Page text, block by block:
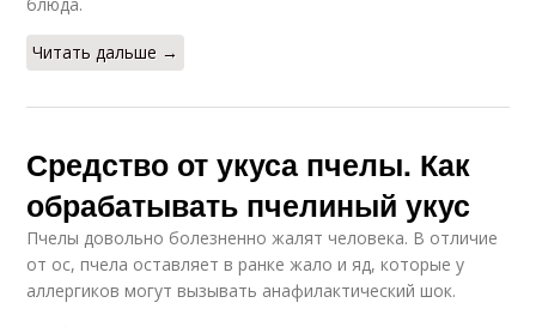
Читать дальше →
Средство от укуса пчелы. Как
обрабатывать пчелиный укус
Пчелы довольно болезненно жалят человека. В отличие
от ос, пчела оставляет в ранке жало и яд, которые у
аллергиков могут вызывать анафилактический шок.